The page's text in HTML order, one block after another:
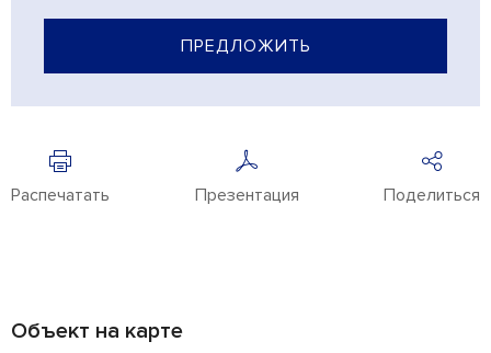
ПРЕДЛОЖИТЬ
Распечатать Презентация Поделиться
Объект на карте